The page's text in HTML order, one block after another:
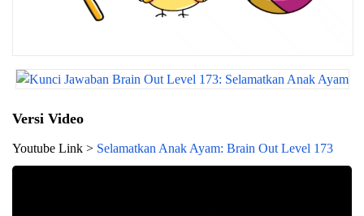
Versi Video
Youtube Link > Selamatkan Anak Ayam: Brain Out Level 173